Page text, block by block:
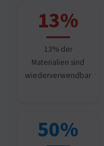
13%
13% der
Materialien sind
wiederverwendbar
50%